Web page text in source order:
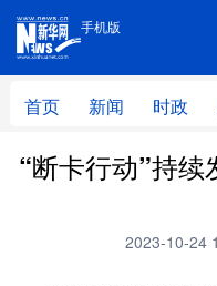
手机版
首页 新闻 时政
手机版
首页 新闻
“断卡行动”持
2023-10-24